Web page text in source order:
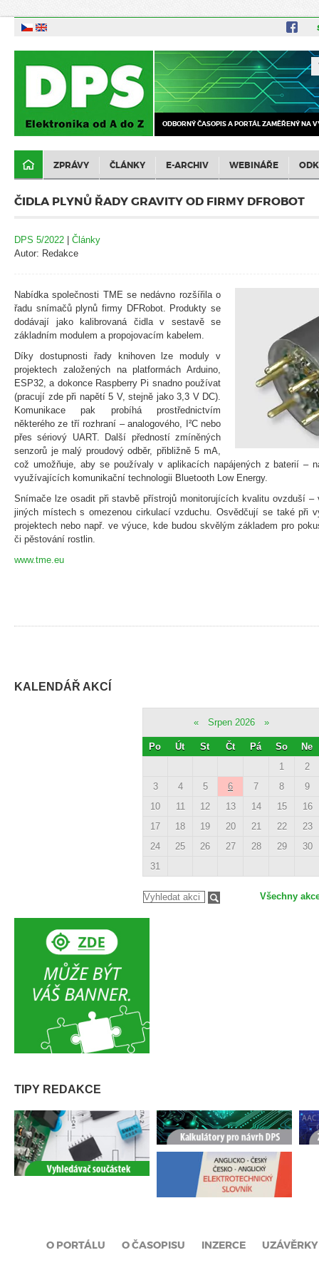
ODBORNÝ ČASOPIS A PORTÁL ZAMĚŘENÝ NA
ZPRÁVY ČLÁNKY E-ARCHIV WEBINÁŘE
ČIDLA PLYNŮ ŘADY GRAVITY OD FIRMY DFROBOT
DPS 5/2022 | Články
Autor: Redakce
Nabídka společnosti TME se nedávno rozšířila o
řadu snímačů plynů firmy DFRobot. Produkty se
dodávají jako kalibrovaná čidla v sestavě se
základním modulem a propojovacím kabelem.
Díky dostupnosti řady knihoven lze moduly v
projektech založených na platformách Arduino,
ESP32, a dokonce Raspberry Pi snadno používat
(pracují zde při napětí 5 V, stejně jako 3,3 V DC).
Komunikace pak probíhá prostřednictvím
některého ze tří rozhraní – analogového, I²C nebo
přes sériový UART. Další předností zmíněných
senzorů je malý proudový odběr, přibližně 5 mA,
což umožňuje, aby se používaly v aplikacích napájených z baterií –
využívajících komunikační technologii Bluetooth Low Energy.
Snímače lze osadit při stavbě přístrojů monitorujících kvalitu ovzduší –
jiných místech s omezenou cirkulací vzduchu. Osvědčují se také při
projektech nebo např. ve výuce, kde budou skvělým základem pro
či pěstování rostlin.
www.tme.eu
KALENDÁŘ AKCÍ
« Srpen 2026 »
Po Út St Čt Pá So
Ne
1
2
3
4 5 6 7 8
9
10
11 12 13 14 15
16
17
18 19 20 21 22
23
24
25 26 27 28 29
30
31
Všechny
TIPY REDAKCE
O PORTÁLU O ČASOPISU INZERCE UZÁVĚRKY